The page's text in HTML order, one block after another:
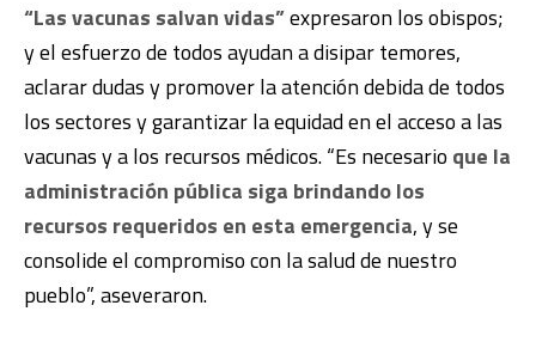
“Las vacunas salvan vidas”expresaron los obispos;
y el esfuerzo de todos ayudan a disipar temores,
aclarar dudas y promover la atención debida de todos
los sectores y garantizar la equidad en el acceso a las
vacunas y a los recursos médicos. “Es necesario que la
administración pública siga brindando los
recursos requeridos en esta emergencia, y se
consolide el compromiso con la salud de nuestro
pueblo”, aseveraron.